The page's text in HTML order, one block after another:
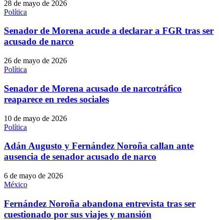
28 de mayo de 2026
Política
Senador de Morena acude a declarar a FGR tras ser
acusado de narco
26 de mayo de 2026
Política
Senador de Morena acusado de narcotráfico
reaparece en redes sociales
10 de mayo de 2026
Política
Adán Augusto y Fernández Noroña callan ante
ausencia de senador acusado de narco
6 de mayo de 2026
México
Fernández Noroña abandona entrevista tras ser
cuestionado por sus viajes y mansión